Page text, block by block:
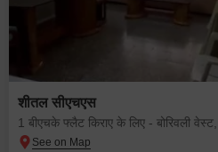
शीतल सीएचएस
1 बीएचके फ्लैट किराए के लिए - बोरिवली